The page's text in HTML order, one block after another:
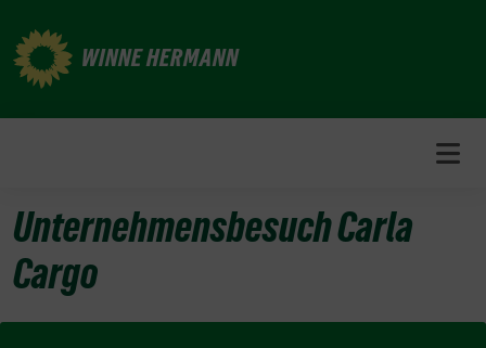
zum
Inhalt
WINNE HERMANN
Unternehmensbesuch Carla
Cargo